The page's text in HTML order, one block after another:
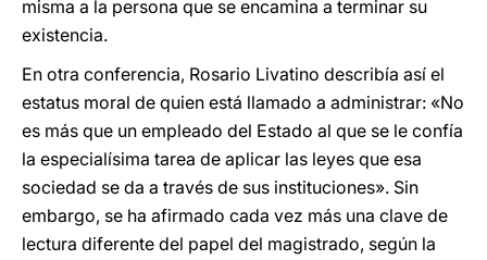
misma a la persona que se encamina a terminar su
existencia.
En otra conferencia, Rosario Livatino describía así el
estatus moral de quien está llamado a administrar: «No
es más que un empleado del Estado al que se le confía
la especialísima tarea de aplicar las leyes que esa
sociedad se da a través de sus instituciones». Sin
embargo, se ha afirmado cada vez más una clave de
lectura diferente del papel del magistrado, según la